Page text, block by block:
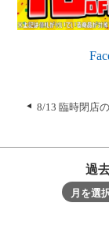
8/13 臨時閉店
過